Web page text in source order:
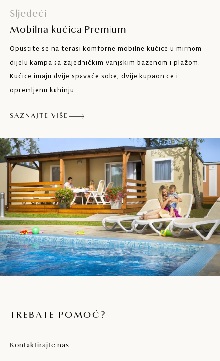
Kuhinja s četiri ploče za kuhanje, hladnjak
sa zamrzivačem, posuđe, mikrovalna
pećnica i aparat za filtar-kavu
Klima-uređaj
Satelitska TV
Wi-Fi
Terasa sa sjedećom garniturom za šest
Parkiralište u zoni
Kućni ljubimci dozvoljeni su uz nadoplatu
Sljedeći
Mobilna kućica Premium
Opustite se na terasi komforne mobilne kućice u mirnom
dijelu kampa sa zajedničkim vanjskim bazenom i plažom.
Kućice imaju dvije spavaće sobe, dvije kupaonice i
opremljenu kuhinju.
SAZNAJTE VIŠE
TREBATE POMOĆ?
Kontaktirajte nas